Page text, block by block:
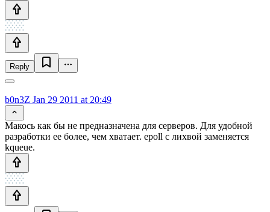
Reply
b0n3Z Jan 29 2011 at 20:49
Макось как бы не предназначена для серверов. Для удобной
разработки ее более, чем хватает. epoll с лихвой заменяется
kqueue.